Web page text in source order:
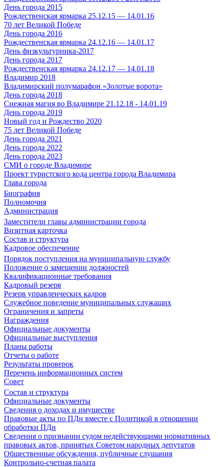
День города 2015
Рождественская ярмарка 25.12.15 — 14.01.16
70 лет Великой Победе
День города 2016
Рождественская ярмарка 24.12.16 — 14.01.17
День физкультурника-2017
День города 2017
Рождественская ярмарка 24.12.17 — 14.01.18
Владимир 2018
Владимирский полумарафон «Золотые ворота»
День города 2018
Снежная магия во Владимире 21.12.18 - 14.01.19
День города 2019
Новый год и Рождество 2020
75 лет Великой Победе
День города 2021
День города 2022
День города 2023
СМИ о городе Владимире
Проект туристского кода центра города Владимира
Глава города
Биография
Полномочия
Администрация
Заместители главы администрации города
Визитная карточка
Состав и структура
Кадровое обеспечение
Порядок поступления на муниципальную службу
Положение о замещении должностей
Квалификационные требования
Кадровый резерв
Резерв управленческих кадров
Служебное поведение муниципальных служащих
Ограничения и запреты
Награждения
Официальные документы
Официальные выступления
Планы работы
Отчеты о работе
Результаты проверок
Перечень информационных систем
Совет
Состав и структура
Официальные документы
Сведения о доходах и имуществе
Правовые акты по ПДн вместе с Политикой в отношении
обработки ПДн
Сведения о признании судом недействующими нормативных
правовых актов, принятых Советом народных депутатов
Общественные обсуждения, публичные слушания
Контрольно-счетная палата